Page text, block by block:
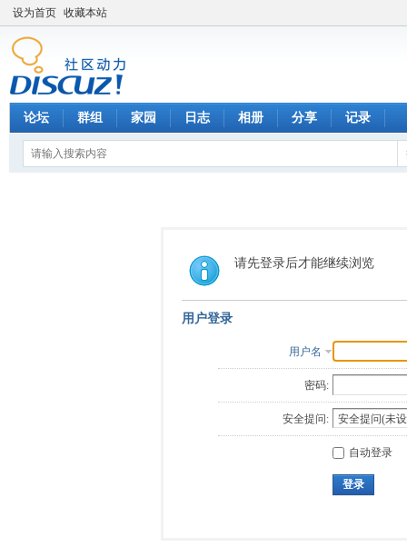
设为首页 收藏本站
论坛 群组 家园 日志 相册 分享 记录
请先登录后才能继续浏览
用户登录
用户名
密码:
安全提问:
自动登录
登录